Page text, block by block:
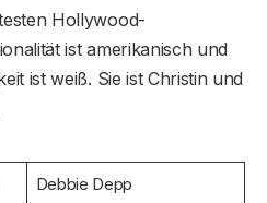
Hollywood-
ist amerikanisch und
ist weiß. Sie ist Christin und
Debbie Depp